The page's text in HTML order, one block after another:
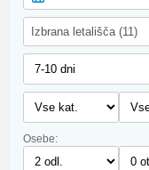
Izbrana letališča (11)
Osebe: